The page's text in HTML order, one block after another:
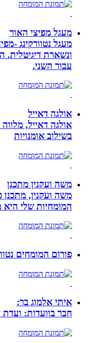
מעגל מפיצי האור
מעגל נטוורקינג -
ונשארת
עבור השני.
אולגה דאייל
אולגה דאייל,
בשילוב אומנויות‏
משה ועקנין מתכנן
משה ועקנין, מתכנן
המומחיות שלי היא
פורום המומחים
איתי אלמוג בר:
חבר בוועדות: